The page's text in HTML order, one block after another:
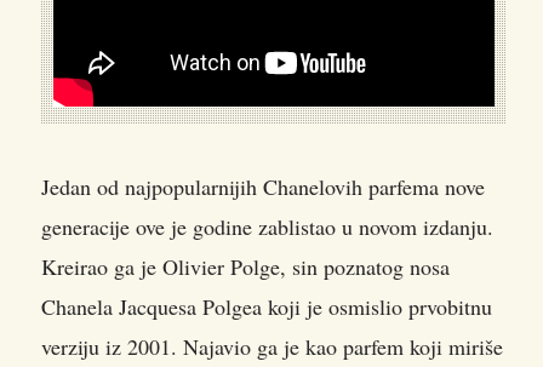
Jedan od najpopularnijih Chanelovih parfema nove
generacije ove je godine zablistao u novom izdanju.
Kreirao ga je Olivier Polge, sin poznatog nosa
Chanela Jacquesa Polgea koji je osmislio prvobitnu
verziju iz 2001. Najavio ga je kao parfem koji miriše